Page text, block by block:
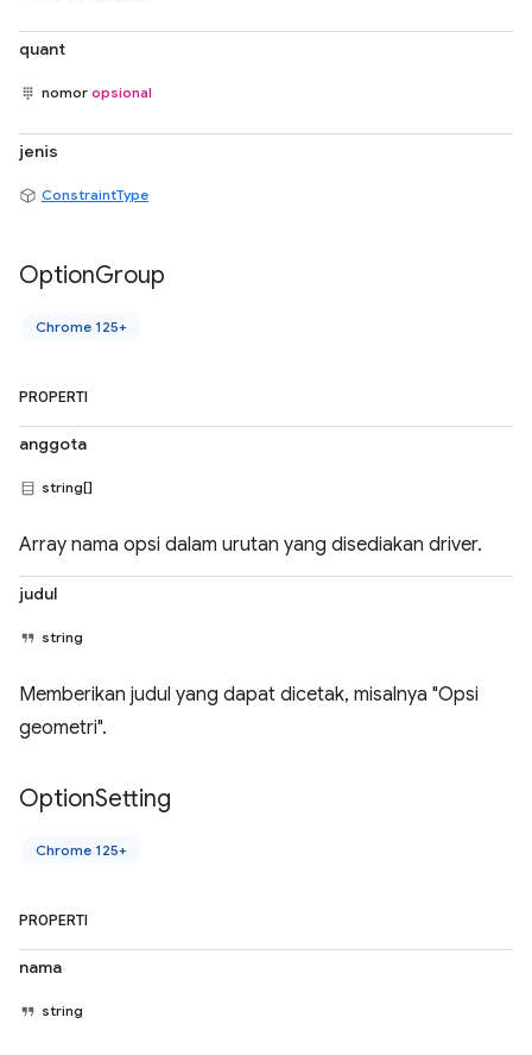
quant
nomor opsional
jenis
ConstraintType
OptionGroup
Chrome 125+
PROPERTI
anggota
string[]
Array nama opsi dalam urutan yang disediakan driver.
judul
string
Memberikan judul yang dapat dicetak, misalnya "Opsi
geometri".
OptionSetting
Chrome 125+
PROPERTI
nama
string